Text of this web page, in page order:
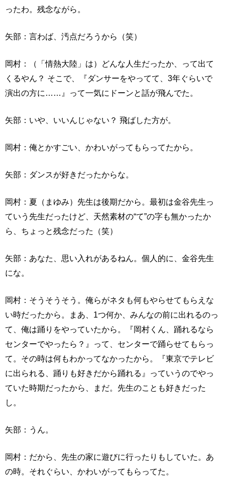
ったわ。残念ながら。
矢部：言わば、汚点だろうから（笑）
岡村：（「情熱大陸」は）どんな人生だったか、って出て
くるやん？ そこで、『ダンサーをやってて、3年ぐらいで
演出の方に……』って一気にドーンと話が飛んでた。
矢部：いや、いいんじゃない？ 飛ばした方が。
岡村：俺とかすごい、かわいがってもらってたから。
矢部：ダンスが好きだったからな。
岡村：夏（まゆみ）先生は後期だから。最初は金谷先生っ
ていう先生だったけど、天然素材の“て”の字も無かったか
ら、ちょっと残念だった（笑）
矢部：あなた、思い入れがあるねん。個人的に、金谷先生
にな。
岡村：そうそうそう。俺らがネタも何もやらせてもらえな
い時だったから。まあ、1つ何か、みんなの前に出れるのっ
て、俺は踊りをやっていたから。『岡村くん、踊れるなら
センターでやったら？』って、センターで踊らせてもらっ
て。その時は何もわかってなかったから。『東京でテレビ
に出られる、踊りも好きだから踊れる』っていうのでやっ
ていた時期だったから、まだ。先生のことも好きだった
し。
矢部：うん。
岡村：だから、先生の家に遊びに行ったりもしていた。あ
の時。それぐらい、かわいがってもらってた。